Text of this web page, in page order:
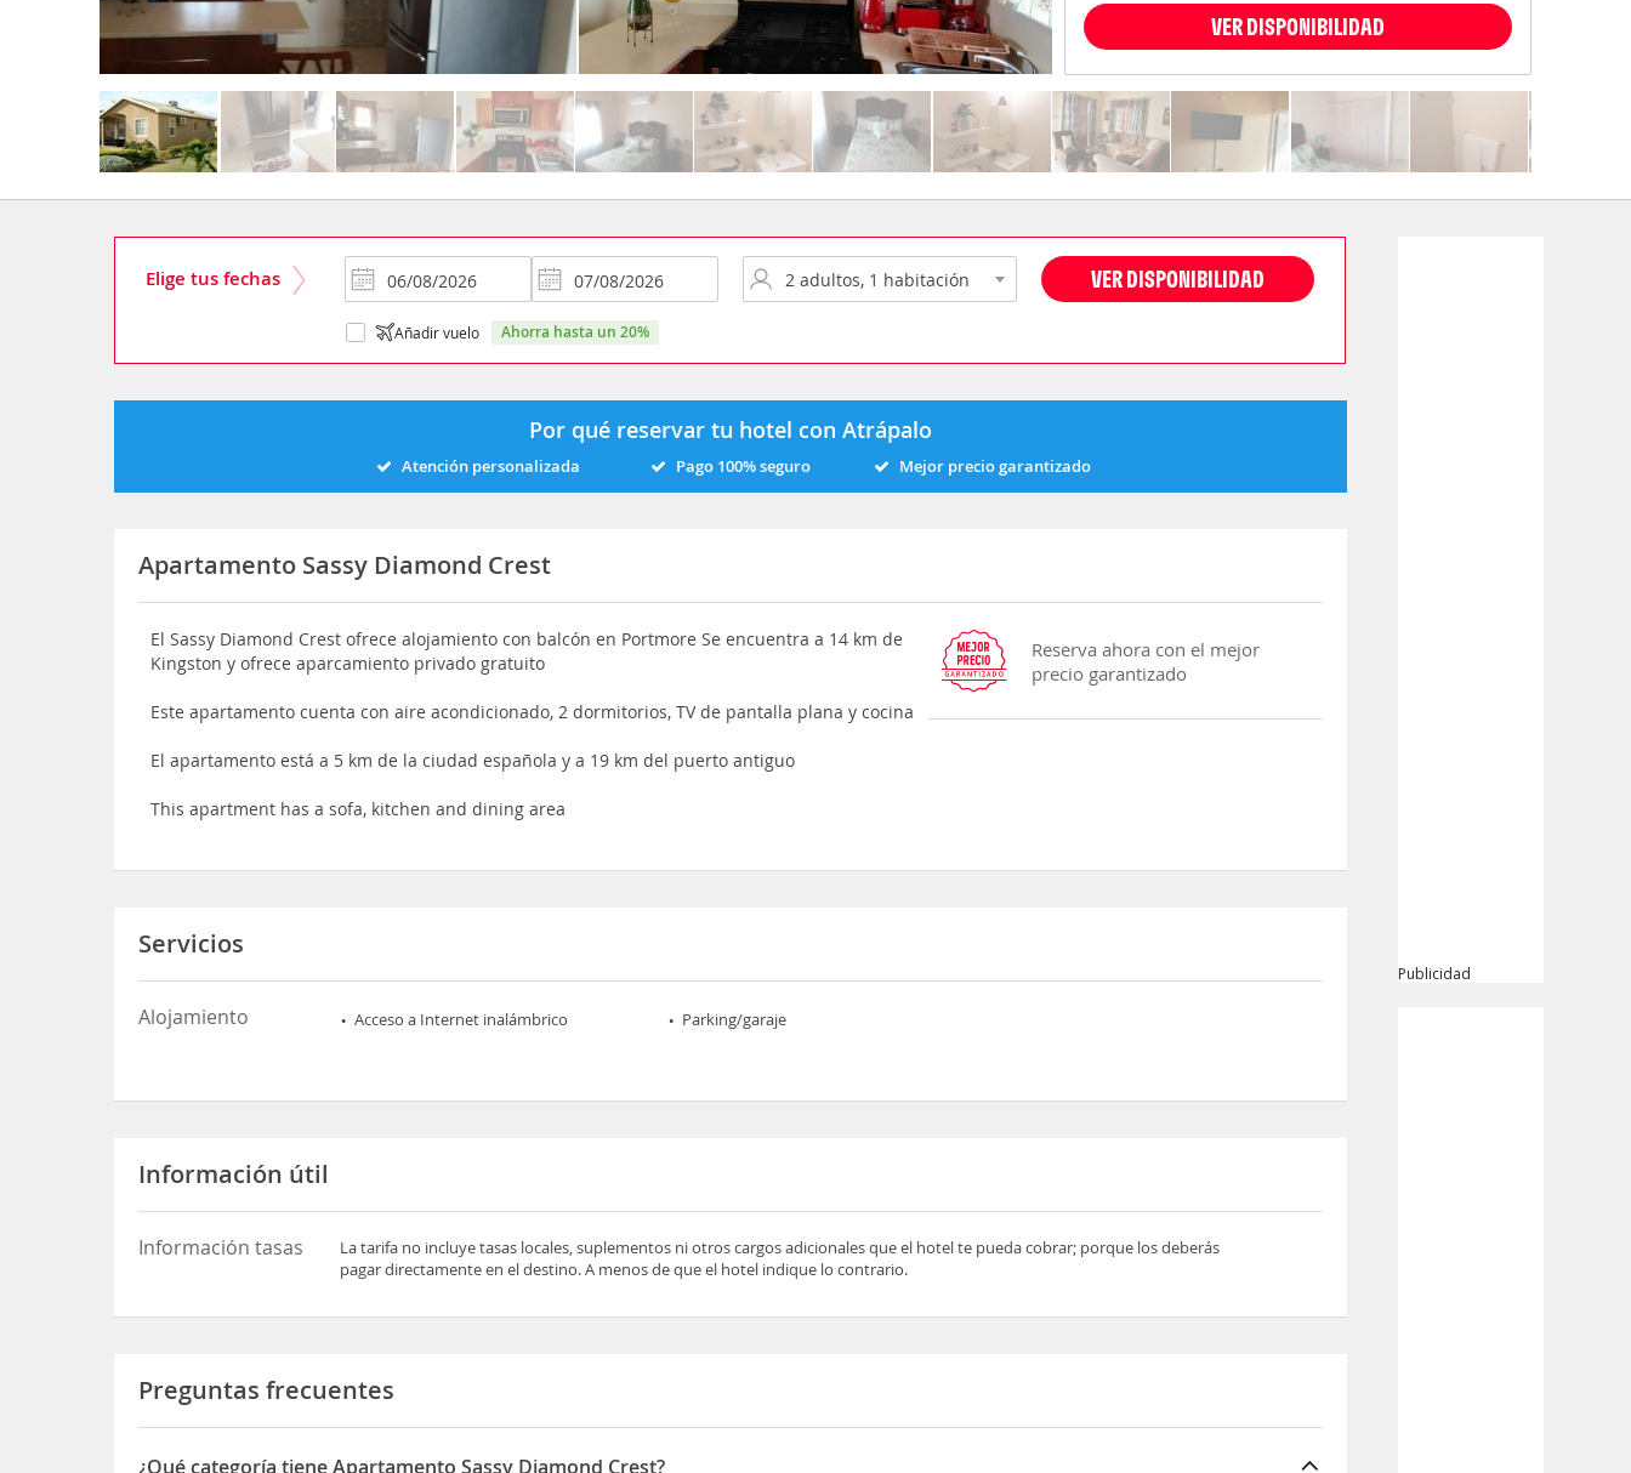
VER DISPONIBILIDAD
Elige tus fechas VER DISPONIBILIDAD
Añadir vuelo ahorra hasta un 20%
Por qué reservar tu hotel con Atrápalo
Atención personalizada Pago 100% seguro Mejor precio garantizado
Apartamento Sassy Diamond Crest
El Sassy Diamond Crest ofrece alojamiento con balcón en Portmore Se encuentra a 14 km de
Kingston y ofrece aparcamiento privado gratuito
Este apartamento cuenta con aire acondicionado, 2 dormitorios, TV de pantalla plana y cocina
El apartamento está a 5 km de la ciudad española y a 19 km del puerto antiguo
This apartment has a sofa, kitchen and dining area
Reserva ahora con el mejor
precio garantizado
Servicios
Alojamiento Acceso a Internet inalámbrico Parking/garaje
Información útil
Información tasas
La tarifa no incluye tasas locales, suplementos ni otros cargos adicionales que el hotel te pueda cobrar; porque los deberás
pagar directamente en el destino. A menos de que el hotel indique lo contrario.
Preguntas frecuentes
¿Qué categoría tiene Apartamento Sassy Diamond Crest?
Publicidad